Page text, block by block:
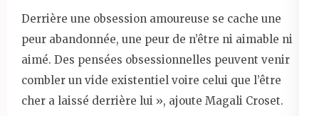
Derrière une obsession amoureuse se cache une
peur abandonnée, une peur de n’être ni aimable ni
aimé. Des pensées obsessionnelles peuvent venir
combler un vide existentiel voire celui que l’être
cher a laissé derrière lui », ajoute Magali Croset.